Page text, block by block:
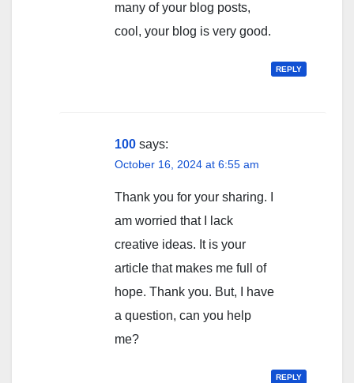
many of your blog posts,
cool, your blog is very good.
REPLY
100 says:
October 16, 2024 at 6:55 am
Thank you for your sharing. I
am worried that I lack
creative ideas. It is your
article that makes me full of
hope. Thank you. But, I have
a question, can you help
me?
REPLY